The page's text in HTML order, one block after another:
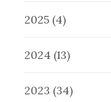
2025 (4)
2024 (13)
2023 (34)